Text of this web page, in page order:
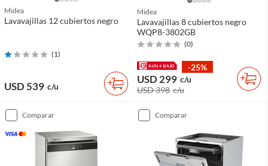
Midea
Lavavajillas 12 cubiertos negro
(1)
USD 539 c/u
Midea
Lavavajillas 8 cubiertos negro
WQP8-3802GB
(0)
-25%
USD 299 c/u
USD 398 c/u
comparar comparar